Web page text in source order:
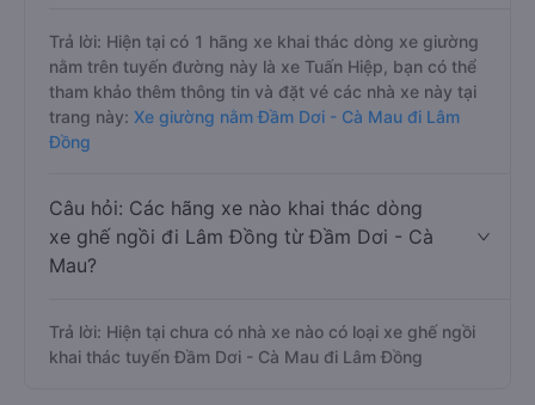
Trả lời: Hiện tại có 1 hãng xe khai thác dòng xe giường
nằm trên tuyến đường này là xe Tuấn Hiệp, bạn có thể
tham khảo thêm thông tin và đặt vé các nhà xe này tại
trang này: Xe giường nằm Đầm Dơi - Cà Mau đi Lâm
Đồng
Câu hỏi: Các hãng xe nào khai thác dòng
xe ghế ngồi đi Lâm Đồng từ Đầm Dơi - Cà
Mau?
Trả lời: Hiện tại chưa có nhà xe nào có loại xe ghế ngồi
khai thác tuyến Đầm Dơi - Cà Mau đi Lâm Đồng